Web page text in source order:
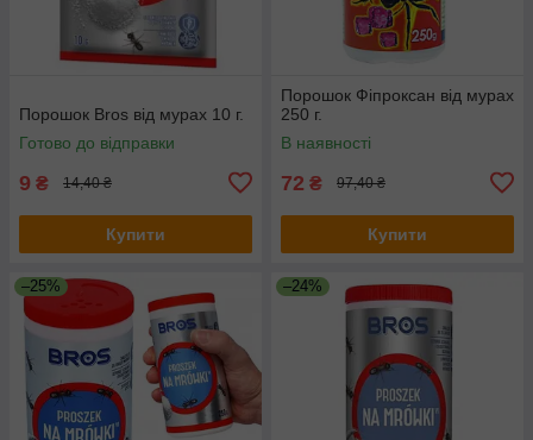
Порошок Bros від мурах 10 г.
Готово до відправки
9 ₴ 14,40 ₴
Купити
Порошок Фіпроксан від мурах
250 г.
В наявності
72 ₴ 97,40 ₴
Купити
–25% –24%